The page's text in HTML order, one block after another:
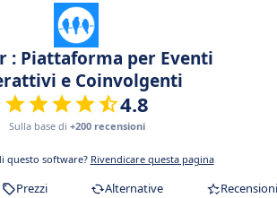
: Piattaforma per Eventi
e Coinvolgenti
4.8
Sulla base di +200 recensioni
questo software? Rivendicare questa pagina
Prezzi Alternative Recensioni